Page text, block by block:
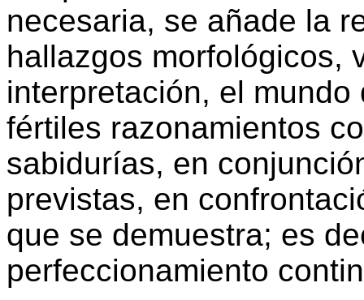
necesaria, se añade la
hallazgos morfológicos,
interpretación, el
fértiles razonamientos
sabidurías, en
previstas, en
que se demuestra; es
perfeccionamiento